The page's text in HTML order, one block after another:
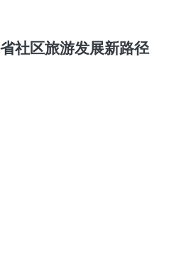
社区旅游发展新路径